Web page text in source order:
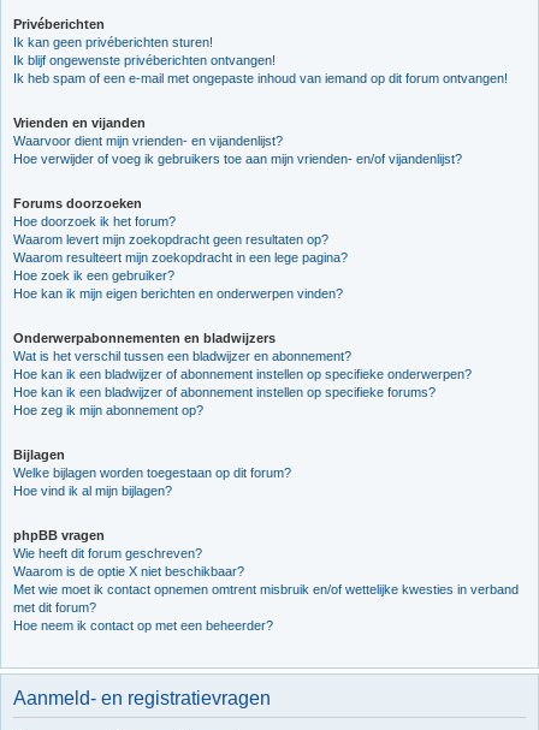
Privéberichten
Ik kan geen privéberichten sturen!
Ik blijf ongewenste privéberichten ontvangen!
Ik heb spam of een e-mail met ongepaste inhoud van iemand op dit forum ontvangen!
Vrienden en vijanden
Waarvoor dient mijn vrienden- en vijandenlijst?
Hoe verwijder of voeg ik gebruikers toe aan mijn vrienden- en/of vijandenlijst?
Forums doorzoeken
Hoe doorzoek ik het forum?
Waarom levert mijn zoekopdracht geen resultaten op?
Waarom resulteert mijn zoekopdracht in een lege pagina?
Hoe zoek ik een gebruiker?
Hoe kan ik mijn eigen berichten en onderwerpen vinden?
Onderwerpabonnementen en bladwijzers
Wat is het verschil tussen een bladwijzer en abonnement?
Hoe kan ik een bladwijzer of abonnement instellen op specifieke onderwerpen?
Hoe kan ik een bladwijzer of abonnement instellen op specifieke forums?
Hoe zeg ik mijn abonnement op?
Bijlagen
Welke bijlagen worden toegestaan op dit forum?
Hoe vind ik al mijn bijlagen?
phpBB vragen
Wie heeft dit forum geschreven?
Waarom is de optie X niet beschikbaar?
Met wie moet ik contact opnemen omtrent misbruik en/of wettelijke kwesties in verband
met dit forum?
Hoe neem ik contact op met een beheerder?
Aanmeld- en registratievragen